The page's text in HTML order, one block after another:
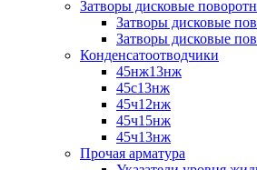
Затворы дисковые
Затворы дисковые
Затворы дисковые
Конденсатоотводчики
45нж13нж
45с13нж
45ч12нж
45ч15нж
45ч13нж
Прочая арматура